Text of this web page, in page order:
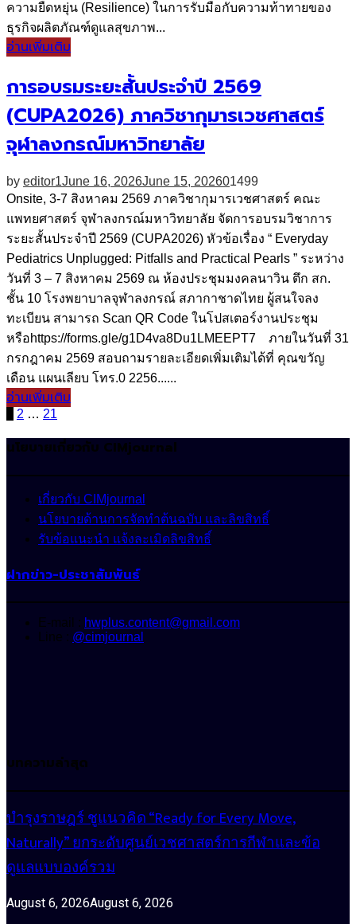
ความยืดหยุ่น (Resilience) ในการรับมือกับความท้าทายของ
ธุรกิจผลิตภัณฑ์ดูแลสุขภาพ...
อ่านเพิ่มเติม
การอบรมระยะสั้นประจำปี 2569
(CUPA2026) ภาควิชากุมารเวชศาสตร์
จุฬาลงกรณ์มหาวิทยาลัย
by editor1June 16, 2026June 15, 202601499
Onsite, 3-7 สิงหาคม 2569 ภาควิชากุมารเวชศาสตร์ คณะ
แพทยศาสตร์ จุฬาลงกรณ์มหาวิทยาลัย จัดการอบรมวิชาการ
ระยะสั้นประจำปี 2569 (CUPA2026) หัวข้อเรื่อง “ Everyday
Pediatrics Unplugged: Pitfalls and Practical Pearls ” ระหว่าง
วันที่ 3 – 7 สิงหาคม 2569 ณ ห้องประชุมมงคลนาวิน ตึก สก.
ชั้น 10 โรงพยาบาลจุฬาลงกรณ์ สภากาชาดไทย ผู้สนใจลง
ทะเบียน สามารถ Scan QR Code ในโปสเตอร์งานประชุม
หรือhttps://forms.gle/g1D4va8Du1LMEEPT7 ภายในวันที่ 31
กรกฎาคม 2569 สอบถามรายละเอียดเพิ่มเติมได้ที่ คุณขวัญ
เดือน แผนเลียบ โทร.0 2256......
อ่านเพิ่มเติม
Posts
pagination
2 … 21
นโยบายเกี่ยวกับ CIMjournal
เกี่ยวกับ CIMjournal
นโยบายด้านการจัดทำต้นฉบับ และลิขสิทธิ์
รับข้อแนะนำ แจ้งละเมิดลิขสิทธิ์
ฝากข่าว-ประชาสัมพันธ์
E-mail : hwplus.content@gmail.com
Line : @cimjournal
บทความล่าสุด
บำรุงราษฎร์ ชูแนวคิด “Ready for Every Move,
Naturally” ยกระดับศูนย์เวชศาสตร์การกีฬาและข้อ
ดูแลแบบองค์รวม
August 6, 2026August 6, 2026